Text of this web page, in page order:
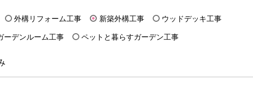
外構リフォーム工事 新築外構工事 ウッドデッキ工事
ーデンルーム工事 ペットと暮らすガーデン工事